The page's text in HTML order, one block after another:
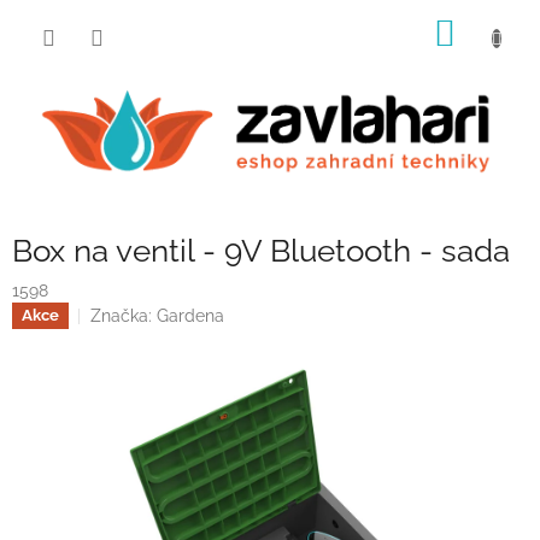
Box na ventil - 9V Bluetooth - sada
1598
Akce Značka: Gardena